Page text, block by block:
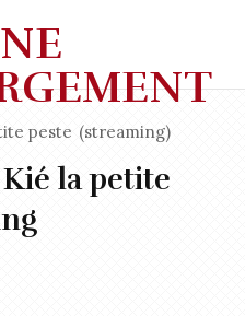
peste (streaming)
la petite